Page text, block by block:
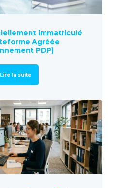
immatriculé
Agréée
PDP)
Lire la suite